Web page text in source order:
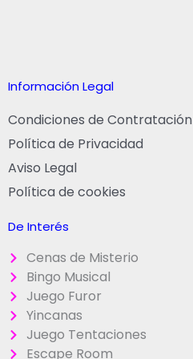
Información Legal
Condiciones de Contratación
Política de Privacidad
Aviso Legal
Política de cookies
De Interés
Cenas de Misterio
Bingo Musical
Juego Furor
Yincanas
Juego Tentaciones
Escape Room